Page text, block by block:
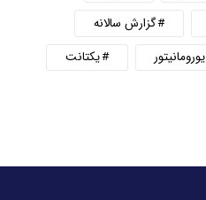
گزارش سالانه
یورومانیتور یکتانت